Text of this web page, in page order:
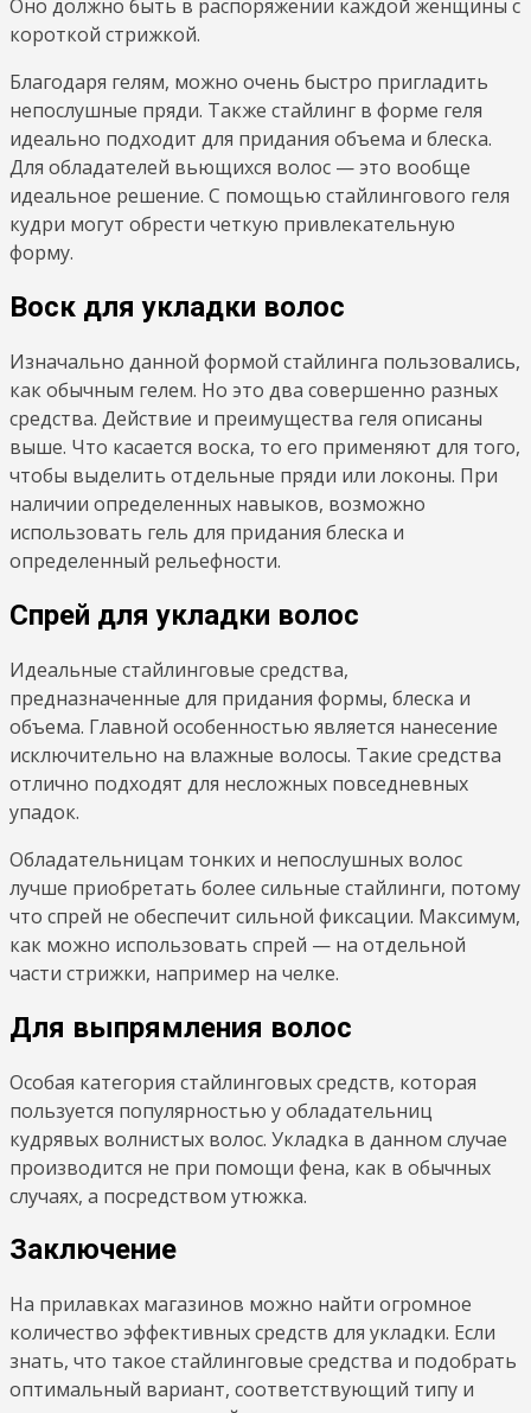
Оно должно быть в распоряжении каждой женщины с
короткой стрижкой.
Благодаря гелям, можно очень быстро пригладить
непослушные пряди. Также стайлинг в форме геля
идеально подходит для придания объема и блеска.
Для обладателей вьющихся волос — это вообще
идеальное решение. С помощью стайлингового геля
кудри могут обрести четкую привлекательную
форму.
Воск для укладки волос
Изначально данной формой стайлинга пользовались,
как обычным гелем. Но это два совершенно разных
средства. Действие и преимущества геля описаны
выше. Что касается воска, то его применяют для того,
чтобы выделить отдельные пряди или локоны. При
наличии определенных навыков, возможно
использовать гель для придания блеска и
определенный рельефности.
Спрей для укладки волос
Идеальные стайлинговые средства,
предназначенные для придания формы, блеска и
объема. Главной особенностью является нанесение
исключительно на влажные волосы. Такие средства
отлично подходят для несложных повседневных
упадок.
Обладательницам тонких и непослушных волос
лучше приобретать более сильные стайлинги, потому
что спрей не обеспечит сильной фиксации. Максимум,
как можно использовать спрей — на отдельной
части стрижки, например на челке.
Для выпрямления волос
Особая категория стайлинговых средств, которая
пользуется популярностью у обладательниц
кудрявых волнистых волос. Укладка в данном случае
производится не при помощи фена, как в обычных
случаях, а посредством утюжка.
Заключение
На прилавках магазинов можно найти огромное
количество эффективных средств для укладки. Если
знать, что такое стайлинговые средства и подобрать
оптимальный вариант, соответствующий типу и